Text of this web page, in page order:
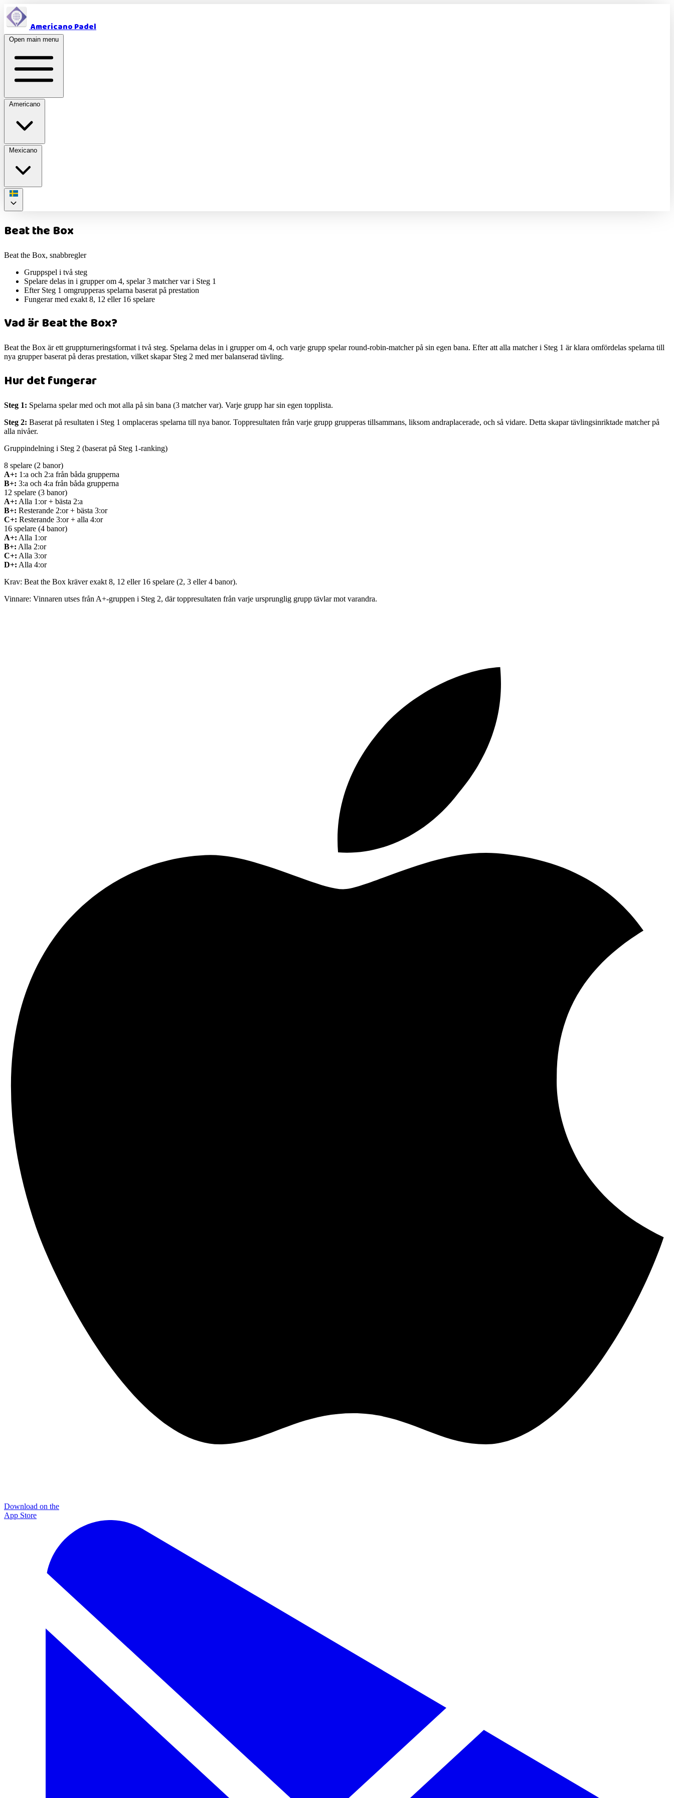
Americano Padel
Open main menu
Americano
Mexicano
Beat the Box
Beat the Box, snabbregler
Gruppspel i två steg
Spelare delas in i grupper om 4, spelar 3 matcher var i Steg 1
Efter Steg 1 omgrupperas spelarna baserat på prestation
Fungerar med exakt 8, 12 eller 16 spelare
Vad är Beat the Box?
Beat the Box är ett gruppturneringsformat i två steg. Spelarna delas in i grupper om 4, och varje grupp spelar round-robin-matcher på sin egen bana. Efter att alla matcher i Steg 1 är klara omfördelas spelarna till
nya grupper baserat på deras prestation, vilket skapar Steg 2 med mer balanserad tävling.
Hur det fungerar
Steg 1: Spelarna spelar med och mot alla på sin bana (3 matcher var). Varje grupp har sin egen topplista.
Steg 2: Baserat på resultaten i Steg 1 omplaceras spelarna till nya banor. Toppresultaten från varje grupp grupperas tillsammans, liksom andraplacerade, och så vidare. Detta skapar tävlingsinriktade matcher på
alla nivåer.
Gruppindelning i Steg 2 (baserat på Steg 1-ranking)
8 spelare (2 banor)
A+: 1:a och 2:a från båda grupperna
B+: 3:a och 4:a från båda grupperna
12 spelare (3 banor)
A+: Alla 1:or + bästa 2:a
B+: Resterande 2:or + bästa 3:or
C+: Resterande 3:or + alla 4:or
16 spelare (4 banor)
A+: Alla 1:or
B+: Alla 2:or
C+: Alla 3:or
D+: Alla 4:or
Krav: Beat the Box kräver exakt 8, 12 eller 16 spelare (2, 3 eller 4 banor).
Vinnare: Vinnaren utses från A+-gruppen i Steg 2, där toppresultaten från varje ursprunglig grupp tävlar mot varandra.
Download on the
App Store